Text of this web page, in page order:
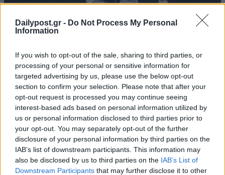
Dailypost.gr - Do Not Process My Personal
Information
If you wish to opt-out of the sale, sharing to third parties, or
processing of your personal or sensitive information for
targeted advertising by us, please use the below opt-out
section to confirm your selection. Please note that after your
opt-out request is processed you may continue seeing
interest-based ads based on personal information utilized by
us or personal information disclosed to third parties prior to
your opt-out. You may separately opt-out of the further
disclosure of your personal information by third parties on the
IAB’s list of downstream participants. This information may
also be disclosed by us to third parties on the IAB’s List of
Downstream Participants that may further disclose it to other